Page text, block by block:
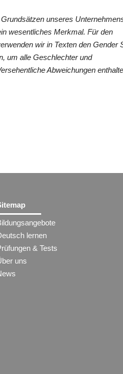
unseres
wesentliches Merkmal. Für den
wir in Texten den Gender
um alle Geschlechter und
Abweichungen
lernen
& Tests
uns